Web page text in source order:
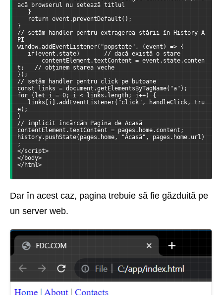
acă browserul nu setează titlul
}
return event.preventDefault();
}
// setăm handler pentru extragerea stării în History A
PI
window.addEventListener("popstate", (event) => {
if(event.state)       // dacă există o stare
contentElement.textContent = event.state.conten
t;   // obținem starea veche
});
// setăm handler pentru click pe butoane
const links = document.getElementsByTagName("a");
for (let i = 0; i < links.length; i++) {
links[i].addEventListener("click", handleClick, tru
e);
}
// implicit încărcăm Pagina de Acasă
contentElement.textContent = pages.home.content;
history.pushState(pages.home, "Acasă", pages.home.url)
;
</script>
</body>
</html>
Dar în acest caz, pagina trebuie să fie găzduită pe
un server web.